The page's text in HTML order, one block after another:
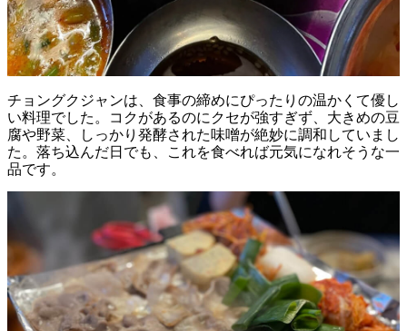
チョングクジャンは、食事の締めにぴったりの温かくて優し
い料理でした。コクがあるのにクセが強すぎず、大きめの豆
腐や野菜、しっかり発酵された味噌が絶妙に調和していまし
た。落ち込んだ日でも、これを食べれば元気になれそうな一
品です。